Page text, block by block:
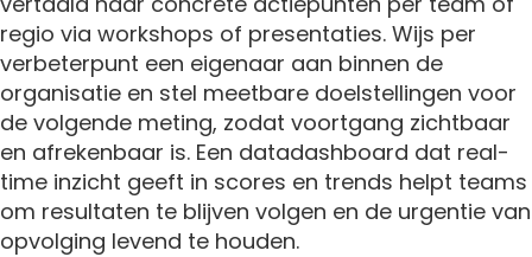
regio via workshops of presentaties. Wijs per
verbeterpunt een eigenaar aan binnen de
organisatie en stel meetbare doelstellingen voor
de volgende meting, zodat voortgang zichtbaar
en afrekenbaar is. Een datadashboard dat real-
time inzicht geeft in scores en trends helpt teams
om resultaten te blijven volgen en de urgentie van
opvolging levend te houden.